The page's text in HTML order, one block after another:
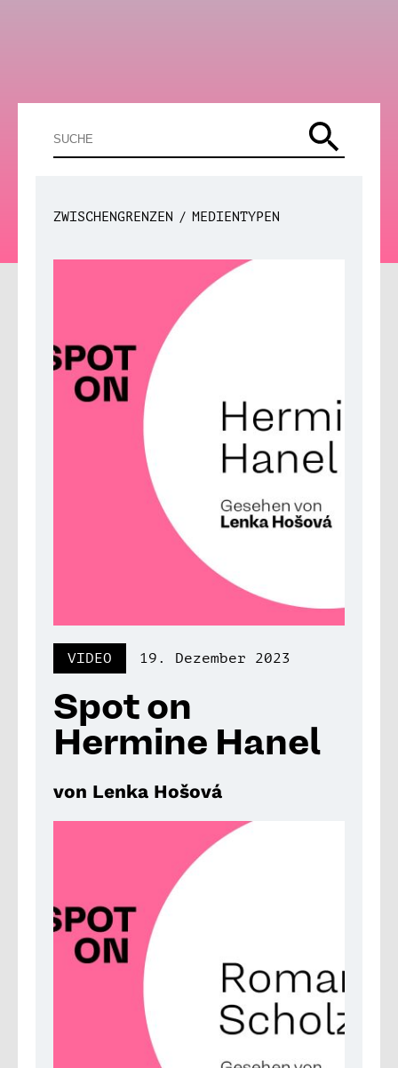
ZWISCHENGRENZEN MEDIENTYPEN
VIDEO 19. Dezember 2023
Spot on
Hermine Hanel
von Lenka Hošová